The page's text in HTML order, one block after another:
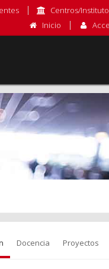
Centros/
Inicio
Docencia Proyectos